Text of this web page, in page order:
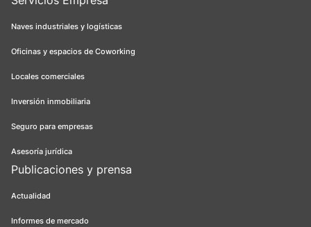
Naves industriales y logísticas
Oficinas y espacios de Coworking
Locales comerciales
Inversión inmobiliaria
Seguro para empresas
Asesoría jurídica
Publicaciones y prensa
Actualidad
Informes de mercado